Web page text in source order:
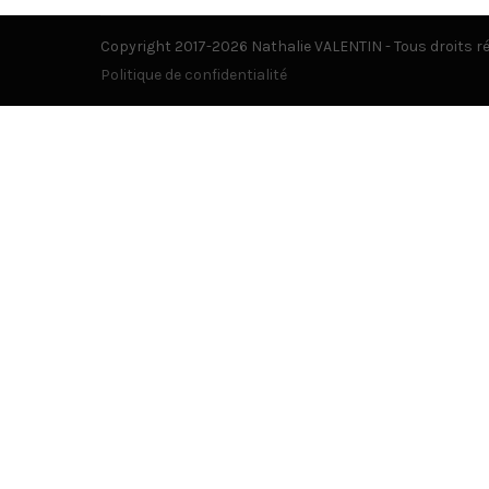
Copyright 2017-2026 Nathalie VALENTIN - Tous droits
Politique de confidentialité